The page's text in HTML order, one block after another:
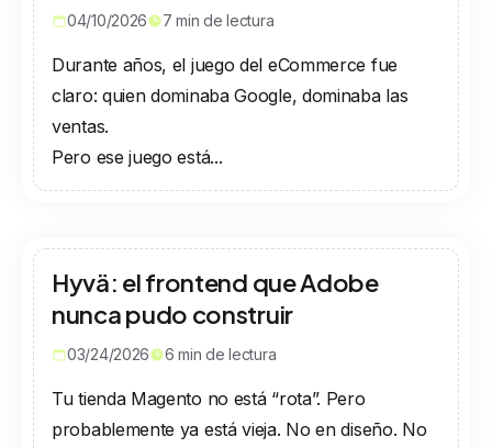
04/10/2026 7 min de lectura
Durante años, el juego del eCommerce fue
claro: quien dominaba Google, dominaba las
ventas.
Pero ese juego está...
Hyvä: el frontend que Adobe
nunca pudo construir
03/24/2026 6 min de lectura
Tu tienda Magento no está “rota”. Pero
probablemente ya está vieja. No en diseño. No